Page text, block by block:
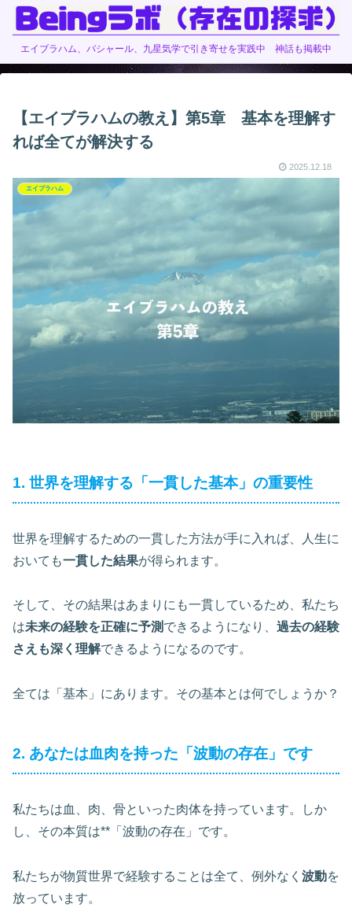
エイブラハム、バシャール、九星気学で引き寄せを実践中 神話も掲載中
【エイブラハムの教え】第5章 基本を理解す
れば全てが解決する
2025.12.18
エイブラハム
1. 世界を理解する「一貫した基本」の重要性
世界を理解するための一貫した方法が手に入れば、人生に
おいても一貫した結果が得られます。
そして、その結果はあまりにも一貫しているため、私たち
は未来の経験を正確に予測 できるようになり、 過去の経験
さえも深く理解できるようになるのです。
全ては「基本」にあります。その基本とは何でしょうか？
2. あなたは血肉を持った「波動の存在」です
私たちは血、肉、骨といった肉体を持っています。しか
し、その本質は**「波動の存在」です。
私たちが物質世界で経験することは全て、例外なく 波動を
放っています。